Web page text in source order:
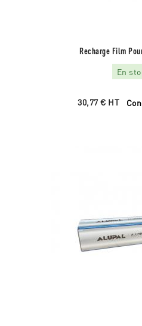
Recharge Film
En
30,77 € HT